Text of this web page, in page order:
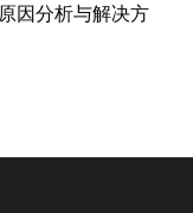
因分析与解决方